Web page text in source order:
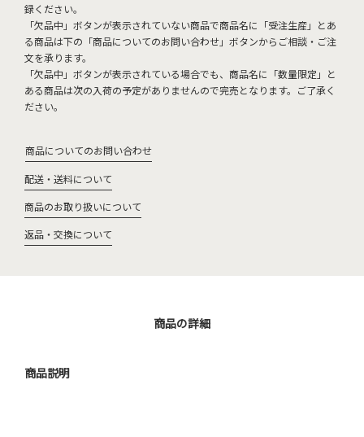
録ください。
「欠品中」ボタンが表示されていない商品で商品名に「受注生産」とあ
る商品は下の「商品についてのお問い合わせ」ボタンからご相談・ご注
文を承ります。
「欠品中」ボタンが表示されている場合でも、商品名に「数量限定」と
ある商品は次の入荷の予定がありませんので完売となります。ご了承く
ださい。
商品についてのお問い合わせ
配送・送料について
商品のお取り扱いについて
返品・交換について
商品の詳細
商品説明